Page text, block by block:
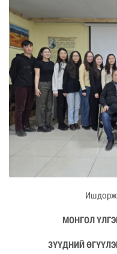
МОНГОЛ
ЗҮҮДНИЙ